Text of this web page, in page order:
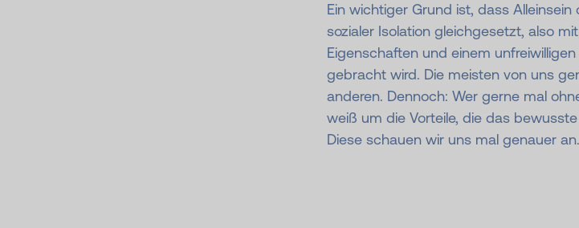
Ein wichtiger Grund ist, dass
sozialer Isolation gleichgesetzt, also
Eigenschaften und einem
gebracht wird. Die meisten von uns
anderen. Dennoch: Wer gerne mal
weiß um die Vorteile, die das
Diese schauen wir uns mal genauer an.